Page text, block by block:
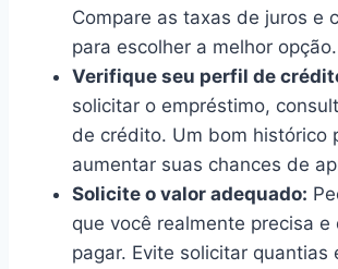
Compare as taxas de juros e
para escolher a melhor opção.
Verifique seu perfil de
solicitar o empréstimo,
de crédito. Um bom histórico
aumentar suas chances de
Solicite o valor adequado:
que você realmente precisa e
pagar. Evite solicitar quantias